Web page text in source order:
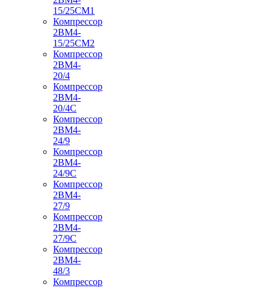
15/25СМ1
Компрессор
2ВМ4-
15/25СМ2
Компрессор
2ВМ4-
20/4
Компрессор
2ВМ4-
20/4С
Компрессор
2ВМ4-
24/9
Компрессор
2ВМ4-
24/9С
Компрессор
2ВМ4-
27/9
Компрессор
2ВМ4-
27/9С
Компрессор
2ВМ4-
48/3
Компрессор